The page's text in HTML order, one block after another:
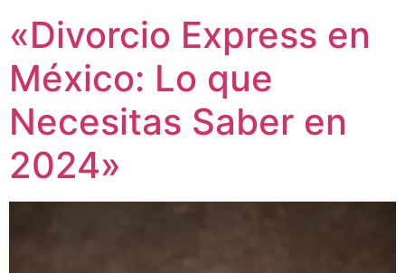
«Divorcio Express en
México: Lo que
Necesitas Saber en
2024»